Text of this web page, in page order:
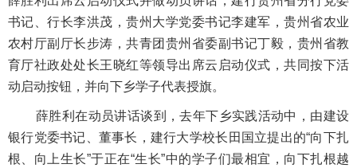
书记、行长李洪茂，贵州大学党委书记李建军，贵州省农业
农村厅副厅长步涛，共青团贵州省委副书记丁毅，贵州省教
育厅社政处处长王晓红等领导出席云启动仪式，共同按下活
动启动按钮，并向下乡学子代表授旗。
薛胜利在动员讲话谈到，去年下乡实践活动中，由建设
银行党委书记、董事长，建行大学校长田国立提出的“向下扎
根、向上生长”于正在“生长”中的学子们最相宜，向下扎根越